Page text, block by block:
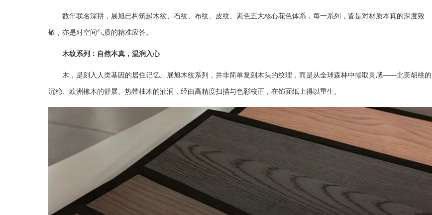
数年联名深耕，展旭已构筑起木纹、石纹、布纹、皮纹、素色五大核心花色体系，每一系列，皆是对材质本真的深度致
敬，亦是对空间气质的精准应答。
木纹系列：自然本真，温润入心
木，是刻入人类基因的居住记忆。展旭木纹系列，并非简单复刻木头的纹理，而是从全球森林中撷取灵感——北美胡桃的
沉稳、欧洲橡木的舒展、热带柚木的油润，经由高精度扫描与色彩校正，在饰面纸上得以重生。